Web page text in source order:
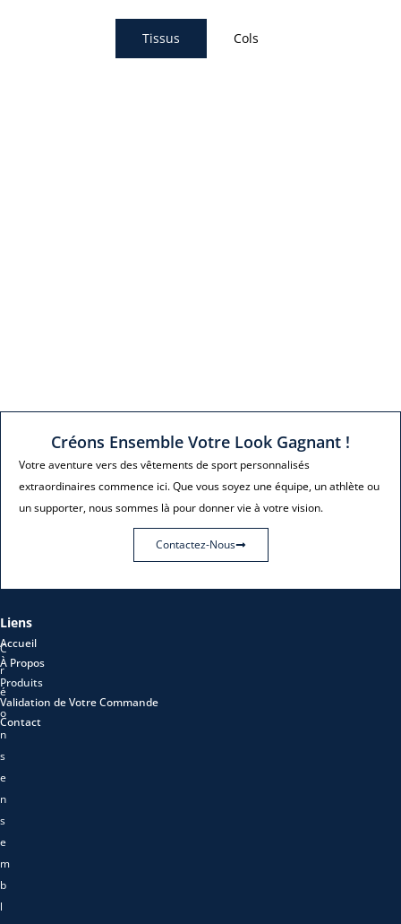
Tissus Cols
Créons Ensemble Votre Look Gagnant !
Votre aventure vers des vêtements de sport personnalisés
extraordinaires commence ici. Que vous soyez une équipe, un athlète ou
un supporter, nous sommes là pour donner vie à votre vision.
Contactez-Nous
C
r
é
o
n
s
e
n
s
e
m
b
l
Liens
Accueil
À Propos
Produits
Validation de Votre Commande
Contact